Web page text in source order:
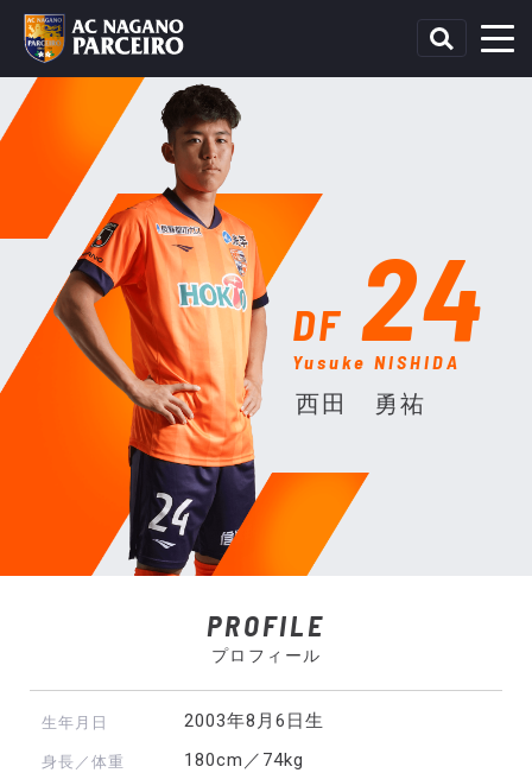
DF 24
Yusuke NISHIDA
西田 勇祐
PROFILE
プロフィール
生年月日 2003年8月6日生
身長／体重 180cm／74kg